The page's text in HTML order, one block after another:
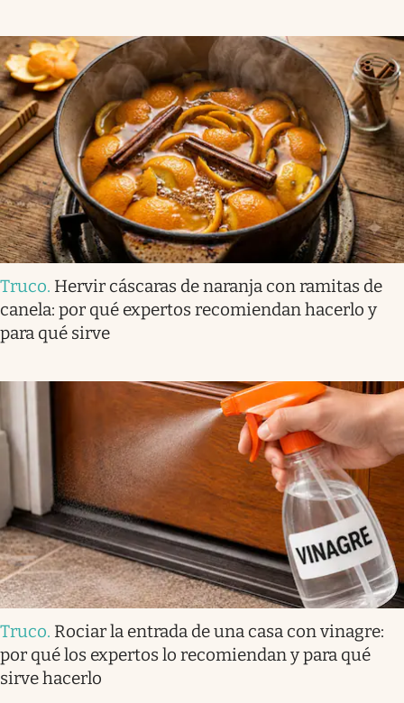
Truco. Hervir cáscaras de naranja con ramitas de
canela: por qué expertos recomiendan hacerlo y
para qué sirve
Truco. Rociar la entrada de una casa con vinagre:
por qué los expertos lo recomiendan y para qué
sirve hacerlo